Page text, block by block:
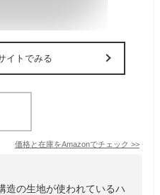
イトでみる
価格と在庫をAmazonでチェック >>
造の生地が使われているハ